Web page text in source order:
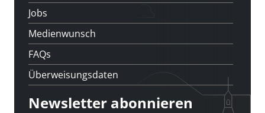
Jobs
Medienwunsch
FAQs
Überweisungsdaten
Newsletter abonnieren